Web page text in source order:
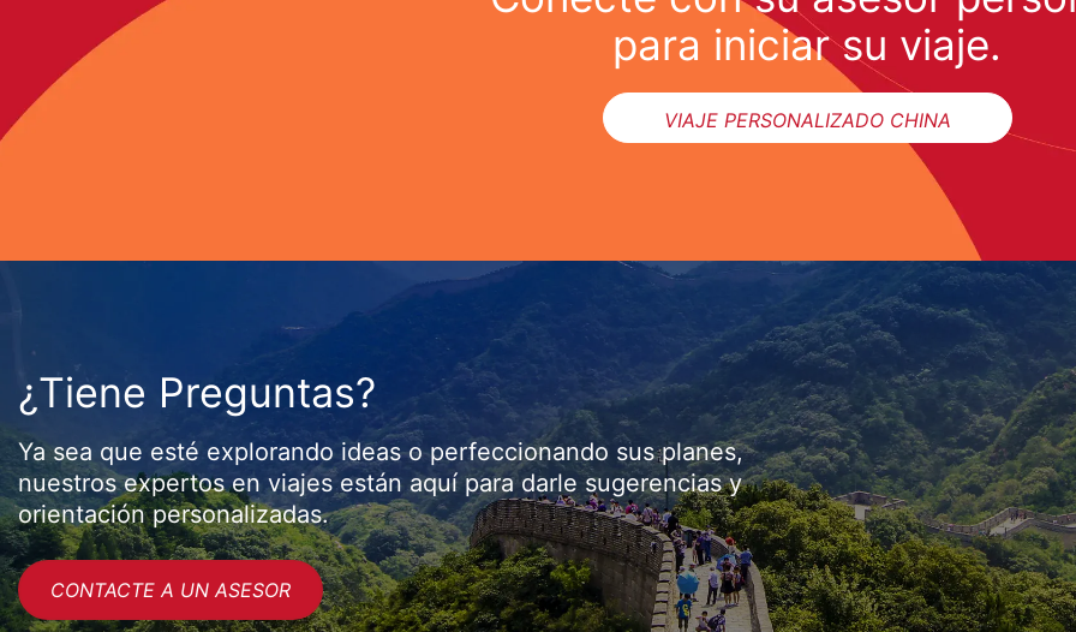
para iniciar su viaje.
VIAJE PERSONALIZADO CHINA
¿Tiene Preguntas?
Ya sea que esté explorando ideas o perfeccionando sus planes,
nuestros expertos en viajes están aquí para darle sugerencias y
orientación personalizadas.
CONTACTE A UN ASESOR